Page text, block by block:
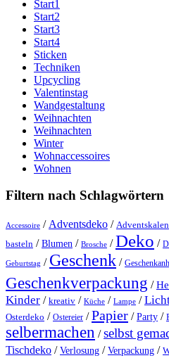
Start1
Start2
Start3
Start4
Sticken
Techniken
Upcycling
Valentinstag
Wandgestaltung
Weihnachten
Weihnachten
Winter
Wohnaccessoires
Wohnen
Filtern nach Schlagwörtern
Accessoire / Adventsdeko /
basteln /Blumen / Brosche /Deko /
Geburtstag / Geschenk /
Geschenkverpackung /
Kinder / kreativ / Küche / Lampe /
Osterdeko / Ostereier /Papier /Party /
selbermachen /selbst
Tischdeko /Verlosung /Verpackung /